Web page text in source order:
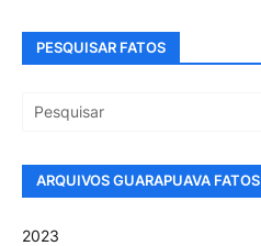
PESQUISAR FATOS
ARQUIVOS GUARAPUAVA FATOS
2023